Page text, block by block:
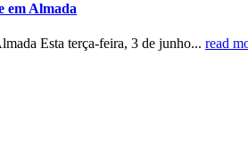
em Almada
Esta terça-feira, 3 de junho... read